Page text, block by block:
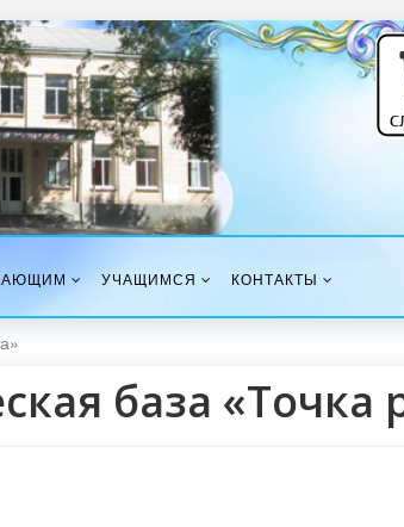
УЧАЩИМСЯ КОНТАКТЫ
база «Точка